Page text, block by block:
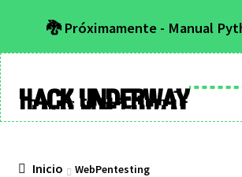
🐉 Próximamente - Manual
Hack Underway
Inicio WebPentesting